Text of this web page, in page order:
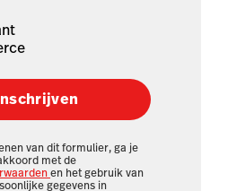
van dit formulier, ga je
met de
en het gebruik van
gegevens in